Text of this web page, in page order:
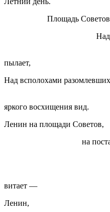
Площадь
Над простором
пылает,
Над всполохами
и
яркого восхищения вид.
Ленин на площади Советов,
на
и он на
и не в
витает —
Ленин,